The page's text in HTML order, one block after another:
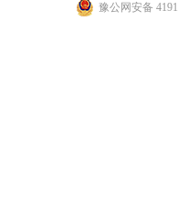
豫公网安备